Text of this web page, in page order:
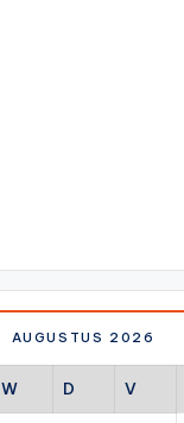
AUGUSTUS 2026
W D V